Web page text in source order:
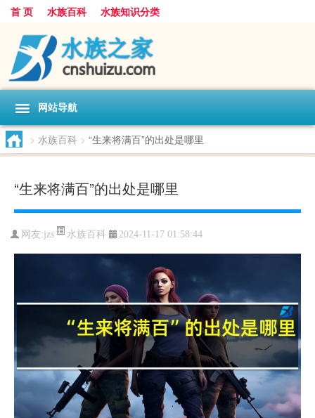
首 页 水族百科 水族知识分类
网站导航
> 水族百科 > “生来将满百”的出处是哪里
“生来将满百”的出处是哪里
网友:jzs 水族百科 2024-11-17 01:58:44